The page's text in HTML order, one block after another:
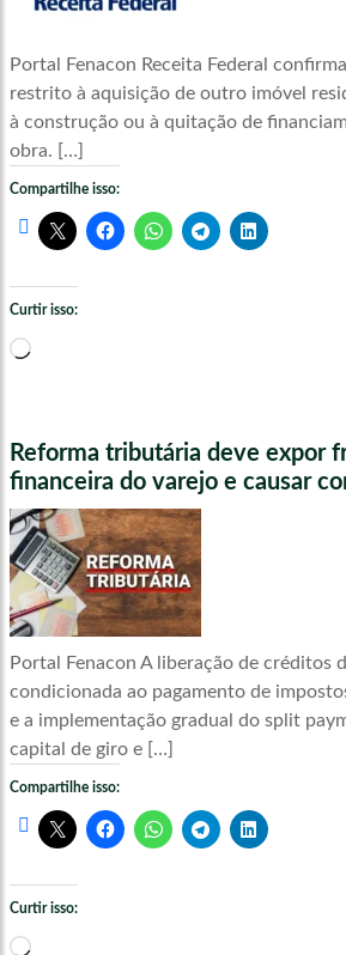
Portal Fenacon Receita Federal
restrito à aquisição de outro imóvel
à construção ou à quitação de
obra. […]
Compartilhe isso:
Curtir isso:
Carregando...
Reforma tributária deve expor
financeira do varejo e causar
Portal Fenacon A liberação de créditos
condicionada ao pagamento de
e a implementação gradual do split
capital de giro e […]
Compartilhe isso:
Curtir isso:
Carregando...